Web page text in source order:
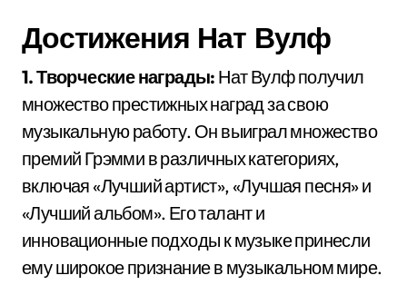
Достижения Нат Вулф
1. Творческие награды: Нат Вулф получил
множество престижных наград за свою
музыкальную работу. Он выиграл множество
премий Грэмми в различных категориях,
включая «Лучший артист», «Лучшая песня» и
«Лучший альбом». Его талант и
инновационные подходы к музыке принесли
ему широкое признание в музыкальном мире.